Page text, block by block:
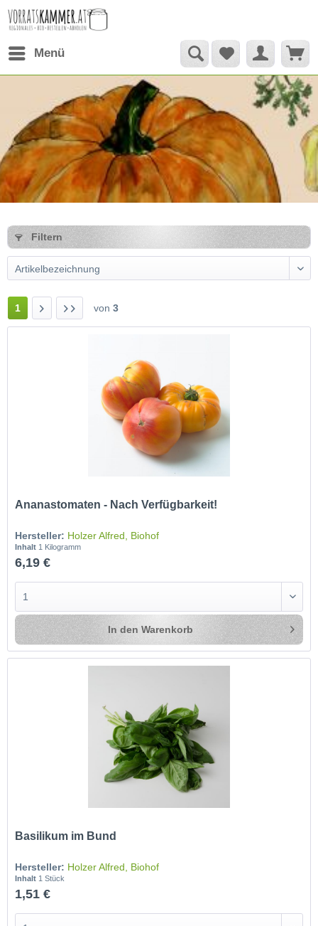
Menü
Filtern
1 von 3
Ananastomaten - Nach Verfügbarkeit!
Hersteller: Holzer Alfred, Biohof
Inhalt 1 Kilogramm
6,19 €
In den Warenkorb
Basilikum im Bund
Hersteller: Holzer Alfred, Biohof
Inhalt 1 Stück
1,51 €